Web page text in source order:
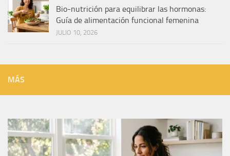
Bio-nutrición para equilibrar las hormonas:
Guía de alimentación funcional femenina
JULIO 10, 2026
MÁS